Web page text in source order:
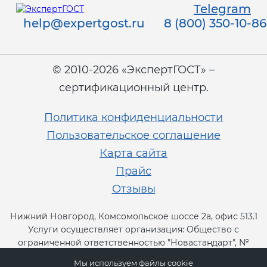
Telegram
help@expertgost.ru
8 (800) 350-10-86
© 2010-2026 «ЭкспертГОСТ» –
сертификационный центр.
Политика конфиденциальности
Пользовательское соглашение
Карта сайта
Прайс
Отзывы
Нижний Новгород, Комсомольское шоссе 2а, офис 513.1
Услуги осуществляет организация: Общество с
ограниченной ответственностью "Новастандарт", №
Действующие технические
регламенты
Мы используем файлы cookie